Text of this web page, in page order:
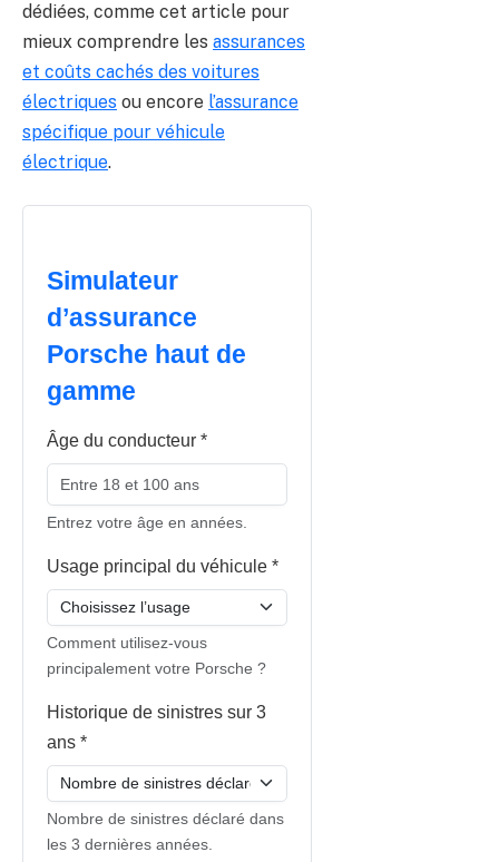
dédiées, comme cet article pour
mieux comprendre les assurances
et coûts cachés des voitures
électriques ou encore l’assurance
spécifique pour véhicule
électrique.
Simulateur
d’assurance
Porsche haut de
gamme
Âge du conducteur *
Entrez votre âge en années.
Usage principal du véhicule *
Comment utilisez-vous
principalement votre Porsche ?
Historique de sinistres sur 3
ans *
Nombre de sinistres déclaré dans
les 3 dernières années.